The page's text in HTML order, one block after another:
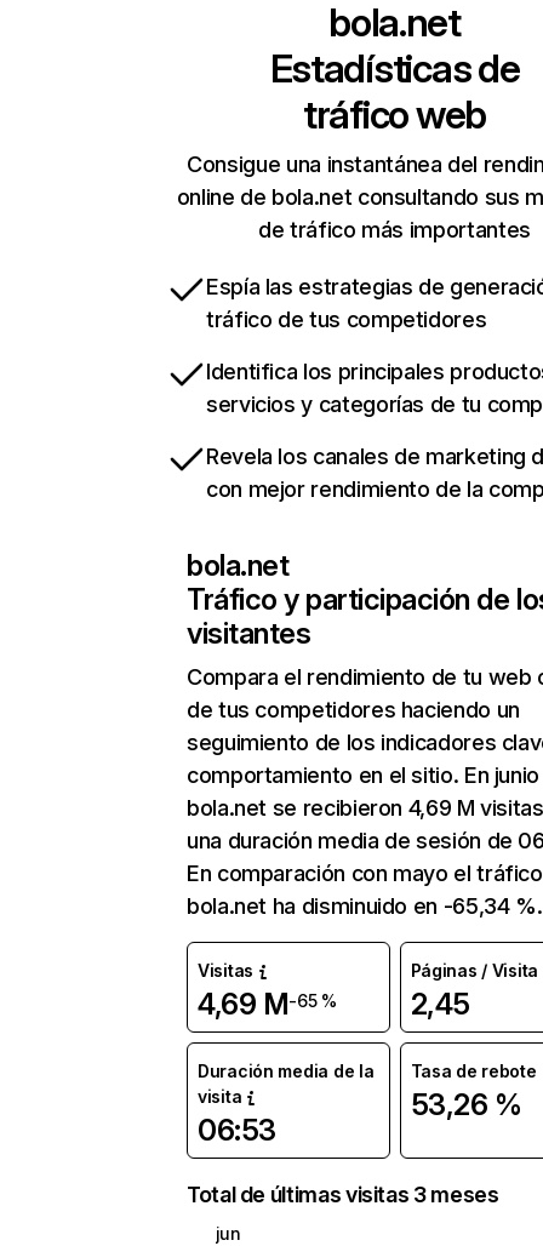
bola.net
Estadísticas de
tráfico web
Consigue una instantánea del
online de bola.net consultando sus
de tráfico más importantes
Espía las estrategias de
tráfico de tus competidores
Identifica los principales
servicios y categorías de tu
Revela los canales de marketing
con mejor rendimiento de la
bola.net
Tráfico y participación de
visitantes
Compara el rendimiento de tu web
de tus competidores haciendo un
seguimiento de los indicadores
comportamiento en el sitio. En junio
bola.net se recibieron 4,69 M
una duración media de sesión de
En comparación con mayo el
bola.net ha disminuido en -65,34 %.
Visitas
4,69 M-65 %
Páginas / Visita
2,45
Duración media de la
visita
06:53
Tasa de rebote
53,26 %
Total de últimas visitas 3 meses
jun